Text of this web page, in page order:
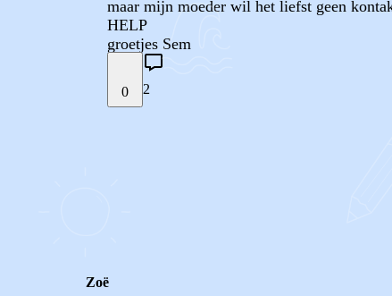
maar mijn moeder wil het liefst geen
HELP
groetjes Sem
0 2
Zoë